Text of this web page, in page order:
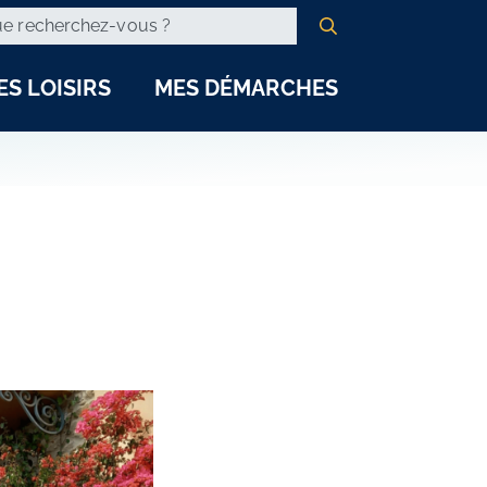
onglet)onglet)
un nouvel onglet)
LOISIRS MES DÉMARCHES